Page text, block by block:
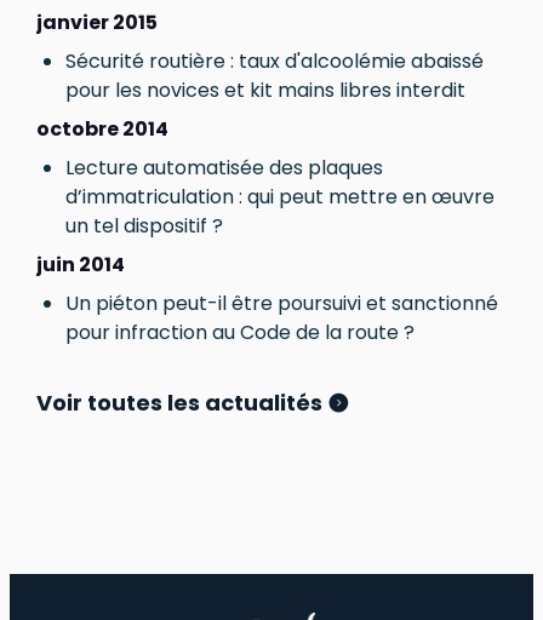
janvier 2015
Sécurité routière : taux d'alcoolémie abaissé
pour les novices et kit mains libres interdit
octobre 2014
Lecture automatisée des plaques
d’immatriculation : qui peut mettre en œuvre
un tel dispositif ?
juin 2014
Un piéton peut-il être poursuivi et sanctionné
pour infraction au Code de la route ?
Voir toutes les actualités